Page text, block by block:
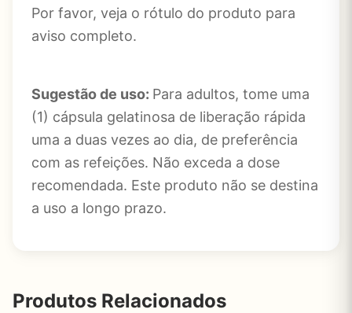
Por favor, veja o rótulo do produto para
aviso completo.
Sugestão de uso: Para adultos, tome uma
(1) cápsula gelatinosa de liberação rápida
uma a duas vezes ao dia, de preferência
com as refeições. Não exceda a dose
recomendada. Este produto não se destina
a uso a longo prazo.
Produtos Relacionados